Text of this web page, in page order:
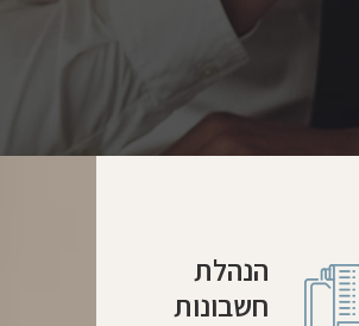
הנהלת
חשבונות